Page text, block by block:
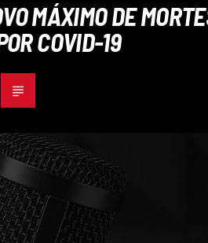
MÁXIMO DE
COVID-19